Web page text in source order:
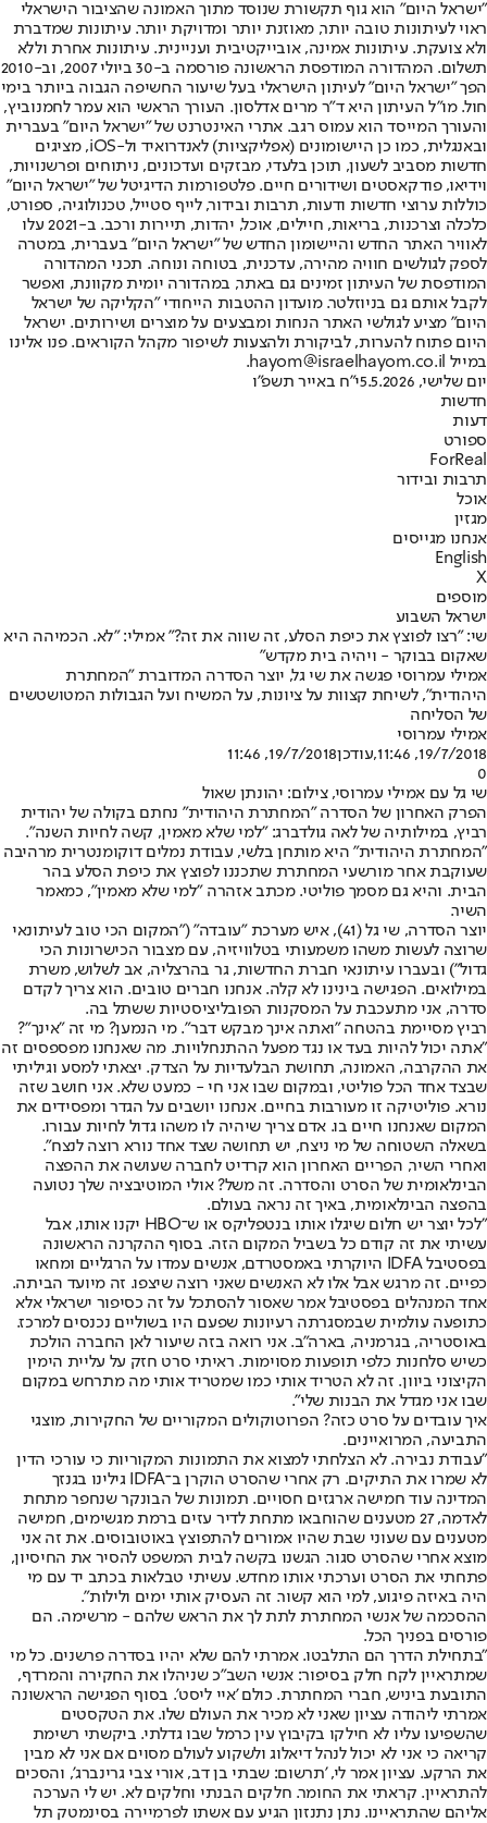
"ישראל היום" הוא גוף תקשורת שנוסד מתוך האמונה שהציבור הישראלי
ראוי לעיתונות טובה יותר, מאוזנת יותר ומדויקת יותר. עיתונות שמדברת
ולא צועקת. עיתונות אמינה, אובייקטיבית ועניינית. עיתונות אחרת וללא
תשלום. המהדורה המודפסת הראשונה פורסמה ב-30 ביולי 2007, וב-2010
הפך "ישראל היום" לעיתון הישראלי בעל שיעור החשיפה הגבוה ביותר בימי
חול. מו"ל העיתון היא ד"ר מרים אדלסון. העורך הראשי הוא עמר לחמנוביץ,
והעורך המייסד הוא עמוס רגב. אתרי האינטרנט של "ישראל היום" בעברית
ובאנגלית, כמו כן היישומונים (אפליקציות) לאנדרואיד ול-iOS, מציגים
חדשות מסביב לשעון, תוכן בלעדי, מבזקים ועדכונים, ניתוחים ופרשנויות,
וידיאו, פודקאסטים ושידורים חיים. פלטפורמות הדיגיטל של "ישראל היום"
כוללות ערוצי חדשות ודעות, תרבות ובידור, לייף סטייל, טכנולוגיה, ספורט,
כלכלה וצרכנות, בריאות, חיילים, אוכל, יהדות, תיירות ורכב. ב-2021 עלו
לאוויר האתר החדש והיישומון החדש של "ישראל היום" בעברית, במטרה
לספק לגולשים חוויה מהירה, עדכנית, בטוחה ונוחה. תכני המהדורה
המודפסת של העיתון זמינים גם באתר, במהדורה יומית מקוונת, ואפשר
לקבל אותם גם בניוזלטר. מועדון ההטבות הייחודי "הקליקה של ישראל
היום" מציע לגולשי האתר הנחות ומבצעים על מוצרים ושירותים. ישראל
היום פתוח להערות, לביקורת ולהצעות לשיפור מקהל הקוראים. פנו אלינו
במייל hayom@israelhayom.co.il.
יום שלישי, 5.5.2026
י"ח באייר תשפ"ו
חדשות
דעות
ספורט
ForReal
תרבות ובידור
אוכל
מגזין
אנחנו מגייסים
English
X
מוספים
ישראל השבוע
שי: "רצו לפוצץ את כיפת הסלע, זה שווה את זה?" אמילי: ״לא. הכמיהה היא
שאקום בבוקר - ויהיה בית מקדש"
אמילי עמרוסי פגשה את שי גל, יוצר הסדרה המדוברת "המחתרת
היהודית", לשיחת קצוות על ציונות, על המשיח ועל הגבולות המטושטשים
של הסליחה
אמילי עמרוסי
19/7/2018, 11:46
,עודכן19/7/2018, 11:46
0
שי גל עם אמילי עמרוסי, צילום: יהונתן שאול
הפרק האחרון של הסדרה "המחתרת היהודית" נחתם בקולה של יהודית
רביץ, במילותיה של לאה גולדברג: "למי שלא מאמין, קשה לחיות השנה".
"המחתרת היהודית" היא מותחן בלשי, עבודת נמלים דוקומנטרית מרהיבה
שעוקבת אחר מורשעי המחתרת שתכננו לפוצץ את כיפת הסלע בהר
הבית. והיא גם מסמך פוליטי. מכתב אזהרה "למי שלא מאמין", כמאמר
השיר.
יוצר הסדרה, שי גל (41), איש מערכת "עובדה" ("המקום הכי טוב לעיתונאי
שרוצה לעשות משהו משמעותי בטלוויזיה, עם מצבור הכישרונות הכי
גדול") ובעברו עיתונאי חברת החדשות, גר בהרצליה, אב לשלוש, משרת
במילואים. הפגישה בינינו לא קלה. אנחנו חברים טובים. הוא צריך לקדם
סדרה, אני מתעכבת על המסקנות הפובליציסטיות ששתל בה.
רביץ מסיימת בהטחה "ואתה אינך מבקש דבר". מי הנמען? מי זה "אינך"?
"אתה יכול להיות בעד או נגד מפעל ההתנחלויות. מה שאנחנו מפספסים זה
את ההקרבה, האמונה, תחושת הבלעדיות על הצדק. יצאתי למסע וגיליתי
שבצד אחד הכל פוליטי, ובמקום שבו אני חי - כמעט שלא. אני חושב שזה
נורא. פוליטיקה זו מעורבות בחיים. אנחנו יושבים על הגדר ומפסידים את
המקום שאנחנו חיים בו. אדם צריך שיהיה לו משהו גדול לחיות עבורו.
בשאלה השטוחה של מי ניצח, יש תחושה שצד אחד נורא רוצה לנצח".
ואחרי השיר, הפריים האחרון הוא קרדיט לחברה שעושה את ההפצה
הבינלאומית של הסרט והסדרה. זה משל? אולי המוטיבציה שלך נטועה
בהפצה הבינלאומית, באיך זה נראה בעולם.
"לכל יוצר יש חלום שיגלו אותו בנטפליקס או ש־HBO יקנו אותו, אבל
עשיתי את זה קודם כל בשביל המקום הזה. בסוף ההקרנה הראשונה
בפסטיבל IDFA היוקרתי באמסטרדם, אנשים עמדו על הרגליים ומחאו
כפיים. זה מרגש אבל אלו לא האנשים שאני רוצה שיצפו. זה מיועד הביתה.
אחד המנהלים בפסטיבל אמר שאסור להסתכל על זה כסיפור ישראלי אלא
כתופעה עולמית שבמסגרתה רעיונות שפעם היו בשוליים נכנסים למרכז.
באוסטריה, בגרמניה, בארה"ב. אני רואה בזה שיעור לאן החברה הולכת
כשיש סלחנות כלפי תופעות מסוימות. ראיתי סרט חזק על עליית הימין
הקיצוני ביוון. זה לא הטריד אותי כמו שמטריד אותי מה מתרחש במקום
שבו אני מגדל את הבנות שלי".
איך עובדים על סרט כזה? הפרוטוקולים המקוריים של החקירות, מוצגי
התביעה, המרואיינים.
"עבודת נבירה. לא הצלחתי למצוא את התמונות המקוריות כי עורכי הדין
לא שמרו את התיקים. רק אחרי שהסרט הוקרן ב־IDFA גילינו בגנזך
המדינה עוד חמישה ארגזים חסויים. תמונות של הבונקר שנחפר מתחת
לאדמה, 27 מטענים שהוחבאו מתחת לדיר עזים ברמת מגשימים, חמישה
מטענים עם שעוני שבת שהיו אמורים להתפוצץ באוטובוסים. את זה אני
מוצא אחרי שהסרט סגור. הגשנו בקשה לבית המשפט להסיר את החיסיון,
פתחתי את הסרט וערכתי אותו מחדש. עשיתי טבלאות בכתב יד עם מי
היה באיזה פיגוע, למי הוא קשור. זה העסיק אותי ימים ולילות".
ההסכמה של אנשי המחתרת לתת לך את הראש שלהם - מרשימה. הם
פורסים בפניך הכל.
"בתחילת הדרך הם התלבטו. אמרתי להם שלא יהיו בסדרה פרשנים. כל מי
שמתראיין לקח חלק בסיפור: אנשי השב"כ שניהלו את החקירה והמרדף,
התובעת ביניש, חברי המחתרת. כולם 'איי ליסט'. בסוף הפגישה הראשונה
אמרתי ליהודה עציון שאני לא מכיר את העולם שלו. את הטקסטים
שהשפיעו עליו לא חילקו בקיבוץ עין כרמל שבו גדלתי. ביקשתי רשימת
קריאה כי אני לא יכול לנהל דיאלוג ולשקוע לעולם מסוים אם אני לא מבין
את הרקע. עציון אמר לי, 'תרשום: שבתי בן דב, אורי צבי גרינברג', והסכים
להתראיין. קראתי את החומר. חלקים הבנתי וחלקים לא. יש לי הערכה
אליהם שהתראיינו. נתן נתנזון הגיע עם אשתו לפרמיירה בסינמטק תל